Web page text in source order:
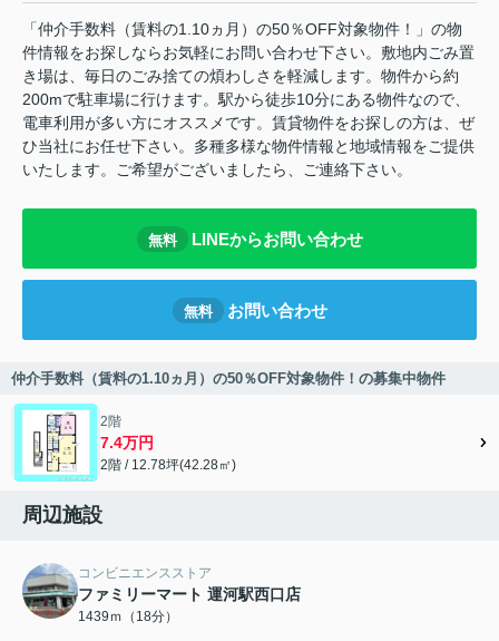
「仲介手数料（賃料の1.10ヵ月）の50％OFF対象物件！」の物
件情報をお探しならお気軽にお問い合わせ下さい。敷地内ごみ置
き場は、毎日のごみ捨ての煩わしさを軽減します。物件から約
200mで駐車場に行けます。駅から徒歩10分にある物件なので、
電車利用が多い方にオススメです。賃貸物件をお探しの方は、ぜ
ひ当社にお任せ下さい。多種多様な物件情報と地域情報をご提供
いたします。ご希望がございましたら、ご連絡下さい。
無料 LINEからお問い合わせ
無料 お問い合わせ
仲介手数料（賃料の1.10ヵ月）の50％OFF対象物件！の募集中物件
2階
7.4万円
2階 / 12.78坪(42.28㎡)
周辺施設
コンビニエンスストア
ファミリーマート 運河駅西口店
1439ｍ（18分）